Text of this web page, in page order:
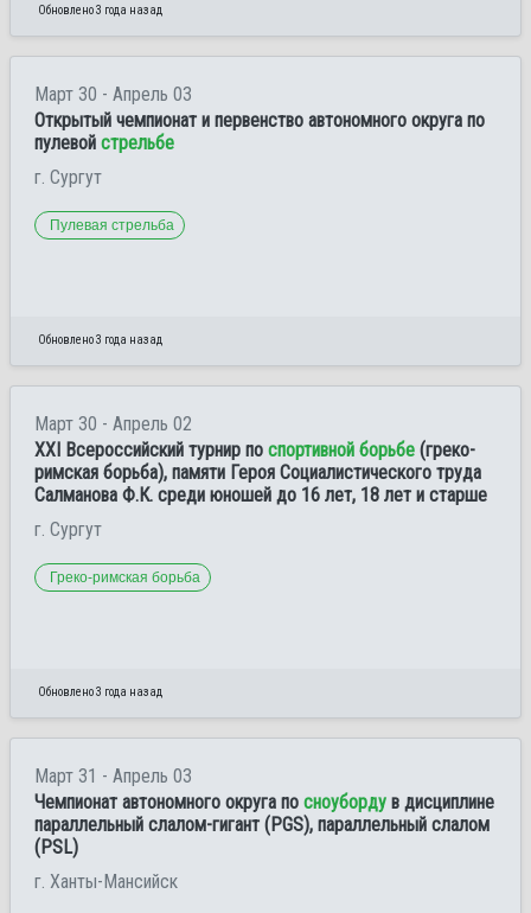
Обновлено 3 года назад
Март 30 - Апрель 03
Открытый чемпионат и первенство автономного округа по
пулевой стрельбе
г. Сургут
Пулевая стрельба
Обновлено 3 года назад
Март 30 - Апрель 02
XXI Всероссийский турнир по спортивной борьбе (греко-
римская борьба), памяти Героя Социалистического труда
Салманова Ф.К. среди юношей до 16 лет, 18 лет и старше
г. Сургут
Греко-римская борьба
Обновлено 3 года назад
Март 31 - Апрель 03
Чемпионат автономного округа по сноуборду в дисциплине
параллельный слалом-гигант (PGS), параллельный слалом
(PSL)
г. Ханты-Мансийск